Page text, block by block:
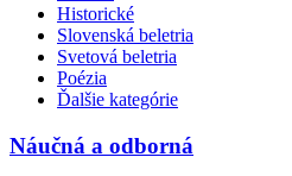
Historické
Slovenská beletria
Svetová beletria
Poézia
Ďalšie kategórie
Náučná a odborná